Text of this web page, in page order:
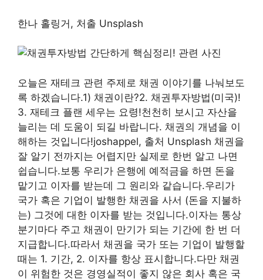
한나 홀링거, 처출 Unsplash
오늘은 재테크 관련 주제로 채권 이야기를 나눠보도
록 하겠습니다.1) 채권이란?2. 채권투자방법(미국)!
3. 재테크 플랜 세우는 요령!천천히 보시고 자산을
늘리는 데 도움이 되길 바랍니다. 채권의 개념을 이
해하는 것입니다!joshappel, 출처 Unsplash 채권을
잘 알기 전까지는 어렵지만 실제로 한번 알고 나면
쉽습니다.보통 우리가 은행에 예적금을 하면 돈을
맡기고 이자를 받는데 그 원리와 같습니다.우리가
국가 혹은 기업이 발행한 채권을 사서 (돈을 지불하
는) 그것에 대한 이자를 받는 것입니다.이자는 통상
분기마다 주고 채권이 만기가 되는 기간에 한 번 더
지급합니다.따라서 채권을 국가 또는 기업이 발행할
때는 1. 기간, 2. 이자를 항상 표시합니다.다만 채권
이 위험한 것은 경영실적이 좋지 않은 회사 혹은 국